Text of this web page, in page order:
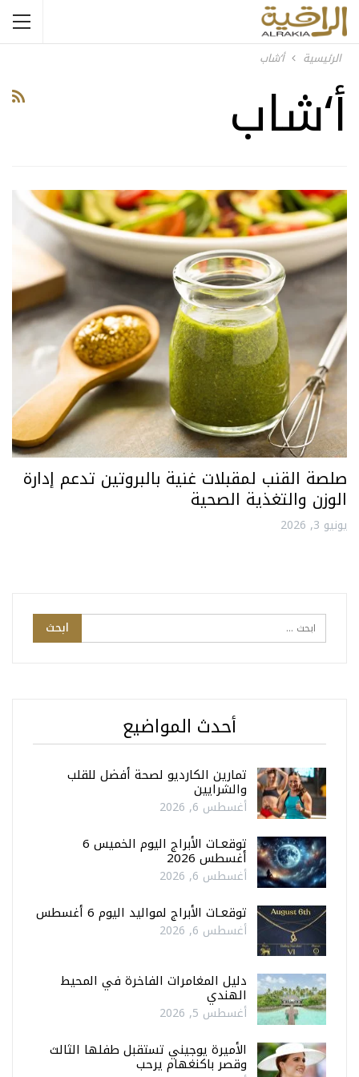
الرئيسية أ‘شاب
أ‘شاب
صلصة القنب لمقبلات غنية بالبروتين تدعم إدارة
الوزن والتغذية الصحية
يونيو 3, 2026
أحدث المواضيع
تمارين الكارديو لصحة أفضل للقلب
والشرايين
أغسطس 6, 2026
توقعـات الأبراج اليوم الخميس 6
أغسطس 2026
أغسطس 6, 2026
توقعـات الأبراج لمواليد اليوم 6 أغسطس
أغسطس 6, 2026
دليل المغامرات الفاخرة في المحيط
الهندي
أغسطس 5, 2026
الأميرة يوجيني تستقبل طفلها الثالث
وقصر باكنغهام يرحب